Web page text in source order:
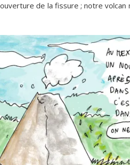
de la fissure ; notre